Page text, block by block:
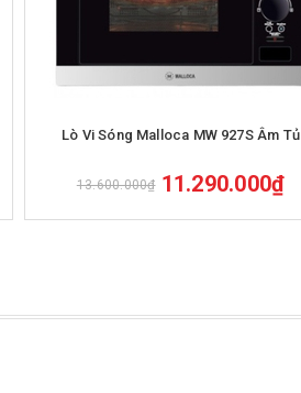
Lò Vi Sóng Malloca MW 927S Âm Tủ
13.600.000₫ 11.290.000₫